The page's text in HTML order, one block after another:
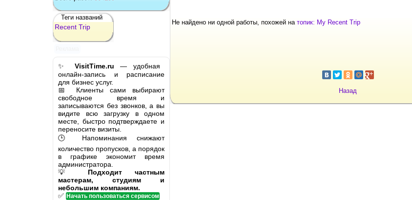
Теги названий
Recent Trip
✨ VisitTime.ru — удобная
онлайн-запись и расписание
для бизнес услуг.
📅 Клиенты сами выбирают
свободное время и
записываются без звонков, а вы
видите всю загрузку в одном
месте, быстро подтверждаете и
переносите визиты.
🕒 Напоминания снижают
количество пропусков, а порядок
в графике экономит время
администратора.
💡 Подходит частным
мастерам, студиям и
небольшим компаниям.
✅ Начать пользоваться сервисом
Не найдено ни одной работы, похожей на топик: My Recent Trip
Назад